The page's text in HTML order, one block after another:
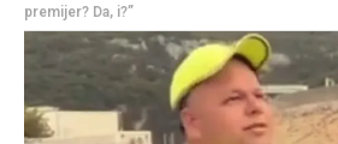
premijer? Da, i?”